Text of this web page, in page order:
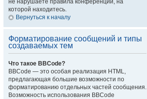
не нарушаете правила конференции, на
которой находитесь.
Вернуться к началу
Форматирование сообщений и типы
создаваемых тем
Что такое BBCode?
BBCode — это особая реализация HTML,
предлагающая большие возможности по
форматированию отдельных частей сообщения.
Возможность использования BBCode